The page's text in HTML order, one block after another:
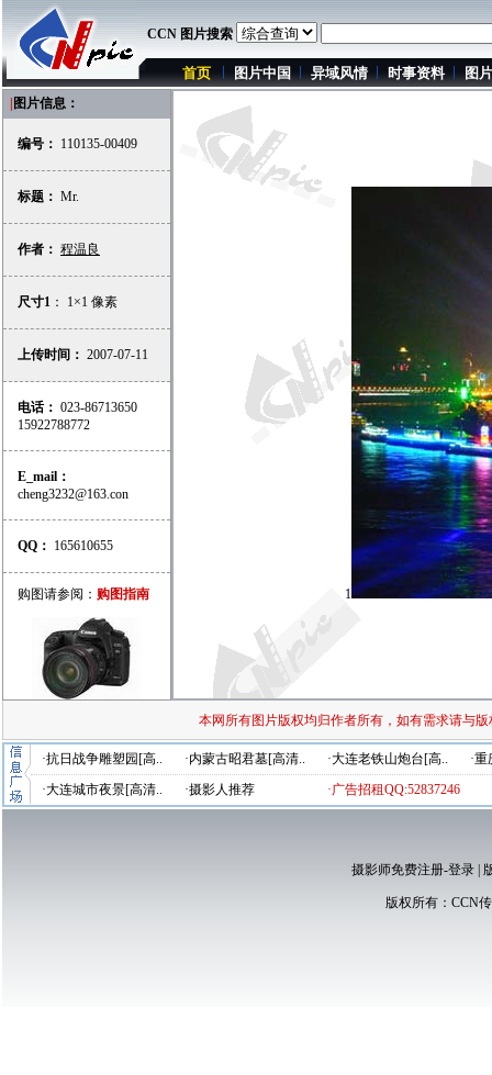
CCN 图片搜索
首页 图片中国 异域风情 时事资料 图
图片信息：
编号： 110135-00409
标题： Mr.
作者： 程温良
尺寸1 ： 1×1 像素
上传时间： 2007-07-11
电话： 023-86713650
15922788772
E_mail：
cheng3232@163.con
QQ： 165610655
购图请参阅： 购图指南 1
本网所有图片版权均归作者所有，如有需求请与
·抗日战争雕塑园[高.. ·内蒙古昭君墓[高清.. ·大连老铁山炮台[高..
·
·大连城市夜景[高清..
·摄影人推荐 ·广告招租QQ:52837246
摄影师免费注册-登录|
版权所有： CCN